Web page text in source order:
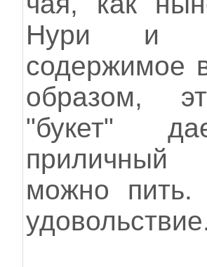
Нури и
содержимое
образом,
"букет"
приличный
можно